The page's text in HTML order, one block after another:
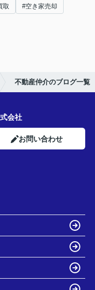
取 #空き家売却
不動産仲介のブログ一覧
会社
お問い合わせ